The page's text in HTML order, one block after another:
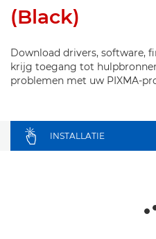
(Black)
Download drivers, software,
krijg toegang tot
problemen met uw PIXMA-
INSTALLATIE